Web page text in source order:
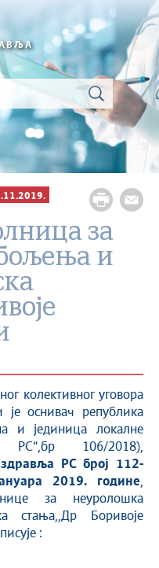
за
и
колективног уговора
је оснивач република
и јединица локалне
РС“,бр 106/2018),
здравља РС број
112-
2019. године,
за неуролошка
стања,,Др Боривоје
: